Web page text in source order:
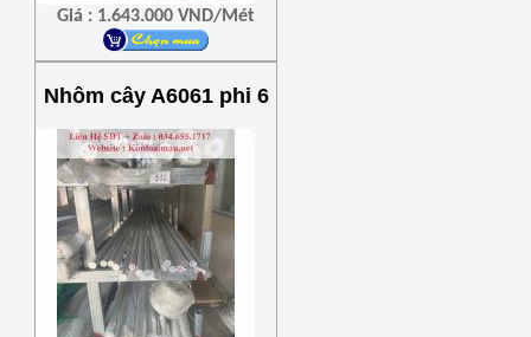
Giá : 1.643.000 VND/Mét
Nhôm cây A6061 phi 6